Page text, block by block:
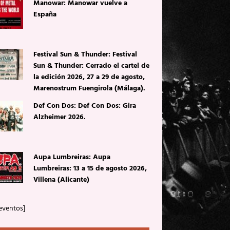
Manowar: Manowar vuelve a
España
Festival Sun & Thunder: Festival
Sun & Thunder: Cerrado el cartel de
la edición 2026, 27 a 29 de agosto,
Marenostrum Fuengirola (Málaga).
Def Con Dos: Def Con Dos: Gira
Alzheimer 2026.
Aupa Lumbreiras: Aupa
Lumbreiras: 13 a 15 de agosto 2026,
Villena (Alicante)